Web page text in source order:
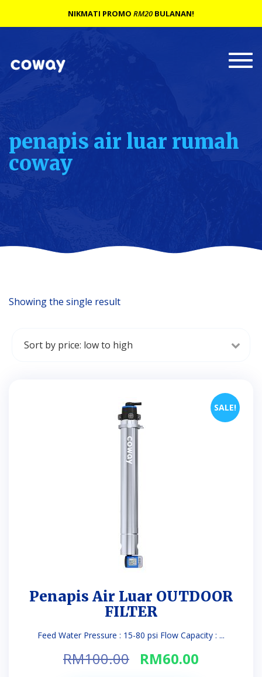
penapis air luar rumah
coway
Showing the single result
SALE!
Penapis Air Luar OUTDOOR
FILTER
Feed Water Pressure : 15-80 psi Flow Capacity : ...
RM100.00 Original
RM60.00
NIKMATI PROMO RM20 BULANAN!